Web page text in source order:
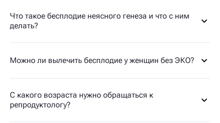
Что такое бесплодие неясного генеза и что с ним
делать?
Можно ли вылечить бесплодие у женщин без ЭКО?
С какого возраста нужно обращаться к
репродуктологу?